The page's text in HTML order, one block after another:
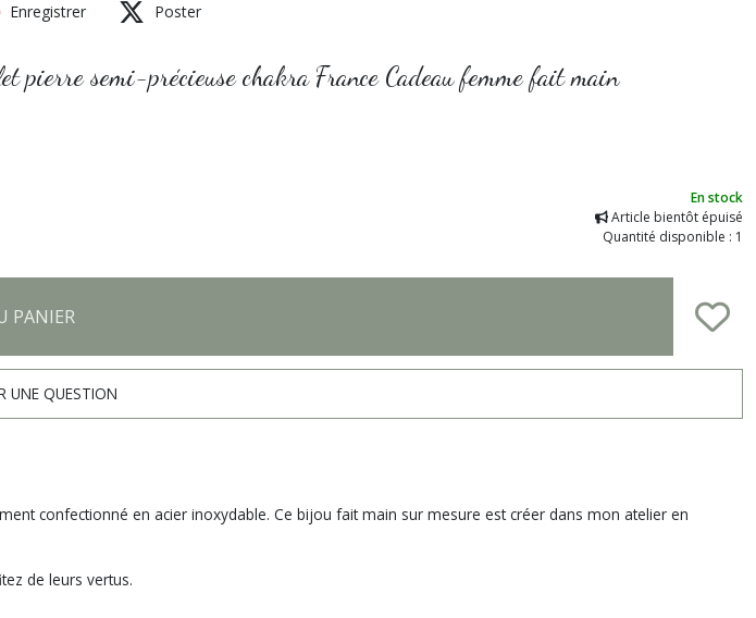
Enregistrer Poster
pierre semi-précieuse chakra France Cadeau femme fait main
En stock
Article bientôt épuisé
Quantité disponible : 1
PANIER
UNE QUESTION
confectionné en acier inoxydable. Ce bijou fait main sur mesure est créer dans mon atelier en
de leurs vertus.